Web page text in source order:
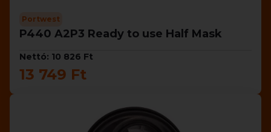
Portwest
P440 A2P3 Ready to use Half Mask
Nettó: 10 826 Ft
13 749 Ft